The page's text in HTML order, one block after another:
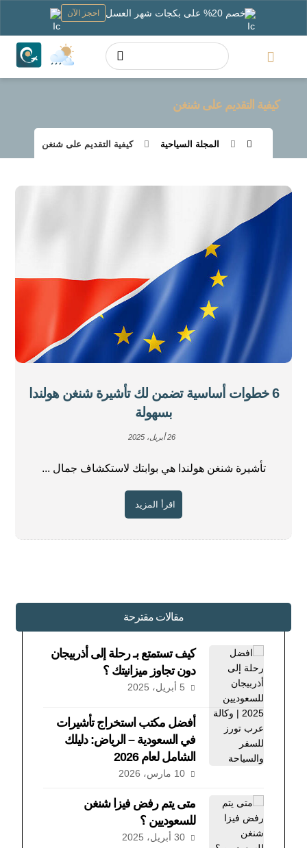
خصم 20% على بكجات شهر العسل احجز الآن
كيفية التقديم على شنغن
المجلة السياحية كيفية التقديم على شنغن
6 خطوات أساسية تضمن لك تأشيرة شنغن هولندا
بسهولة
26 أبريل، 2025
تأشيرة شنغن هولندا هي بوابتك لاستكشاف جمال ...
اقرأ المزيد
مقالات مقترحة
كيف تستمتع بـ رحلة إلى أذربيجان
دون تجاوز ميزانيتك ؟
5 أبريل، 2025
أفضل مكتب استخراج تأشيرات
في السعودية – الرياض: دليلك
الشامل لعام 2026
10 مارس، 2026
متى يتم رفض فيزا شنغن
للسعوديين ؟
30 أبريل، 2025